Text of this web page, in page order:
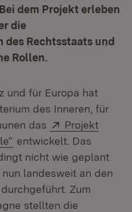
dem Projekt erleben
die
Rechtsstaats und
Rollen.
und für Europa hat
des Inneren, für
das
Extern:
Projekt
(Öffnet in neuem
entwickelt. Das
nicht wie geplant
landesweit an den
Zum
stellten die